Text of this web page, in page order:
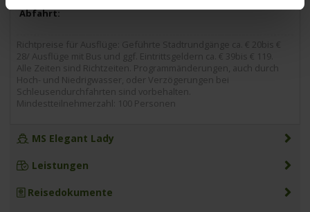
Richtpreise für Ausflüge: Geführte Stadtrundgänge ca. € 20bis €
28/ Ausflüge mit Bus und ggf. Eintrittsgeldern ca. € 39bis € 119.
Alle Zeiten sind Richtzeiten. Programmänderungen, auch durch
Hoch- und Niedrigwasser, oder Verzögerungen bei
Schleusendurchfahrten sind vorbehalten.
Mindestteilnehmerzahl: 100 Personen
MS Elegant Lady
Leistungen
Reisedokumente